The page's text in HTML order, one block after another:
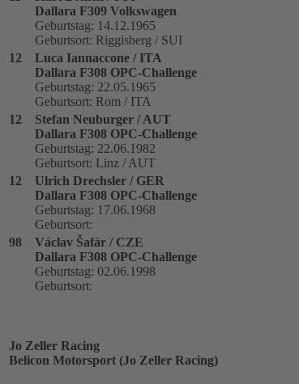
Dallara F309 Volkswagen
Geburtstag: 14.12.1965
Geburtsort: Riggisberg / SUI
12
Luca Iannaccone / ITA
Dallara F308 OPC-Challenge
Geburtstag: 22.05.1965
Geburtsort: Rom / ITA
12
Stefan Neuburger / AUT
Dallara F308 OPC-Challenge
Geburtstag: 22.06.1982
Geburtsort: Linz / AUT
12
Ulrich Drechsler / GER
Dallara F308 OPC-Challenge
Geburtstag: 17.06.1968
Geburtsort:
98
Václav Šafár / CZE
Dallara F308 OPC-Challenge
Geburtstag: 02.06.1998
Geburtsort:
Jo Zeller Racing
Belicon Motorsport (Jo Zeller Racing)